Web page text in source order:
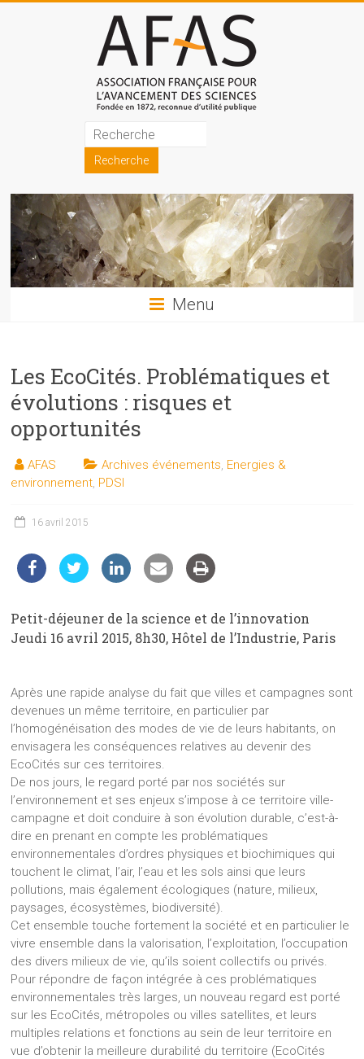
Association
française
pour
l'avancement
des
sciences
les
sciences
et
les
auprès
public
Menu
Les EcoCités. Problématiques et
évolutions : risques et
opportunités
AFAS Archives événements Energies &
environnement PDSI
16 avril 2015
Petit-déjeuner de la science et de l’innovation
Jeudi 16 avril 2015, 8h30, Hôtel de l’Industrie, Paris
Après une rapide analyse du fait que villes et campagnes sont
devenues un même territoire, en particulier par
l’homogénéisation des modes de vie de leurs habitants, on
envisagera les conséquences relatives au devenir des
EcoCités sur ces territoires.
De nos jours, le regard porté par nos sociétés sur
l’environnement et ses enjeux s’impose à ce territoire ville-
campagne et doit conduire à son évolution durable, c’est-à-
dire en prenant en compte les problématiques
environnementales d’ordres physiques et biochimiques qui
touchent le climat, l’air, l’eau et les sols ainsi que leurs
pollutions, mais également écologiques (nature, milieux,
paysages, écosystèmes, biodiversité).
Cet ensemble touche fortement la société et en particulier le
vivre ensemble dans la valorisation, l’exploitation, l’occupation
des divers milieux de vie, qu’ils soient collectifs ou privés.
Pour répondre de façon intégrée à ces problématiques
environnementales très larges, un nouveau regard est porté
sur les EcoCités, métropoles ou villes satellites, et leurs
multiples relations et fonctions au sein de leur territoire en
vue d’obtenir la meilleure durabilité du territoire (EcoCités